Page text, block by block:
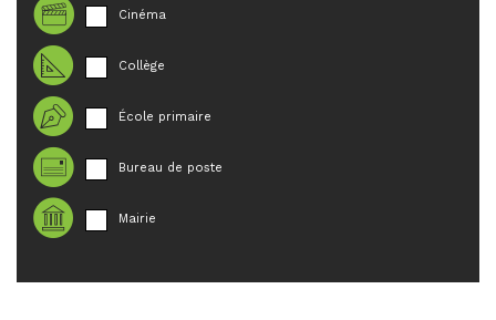
Cinéma
Collège
École primaire
Bureau de poste
Mairie